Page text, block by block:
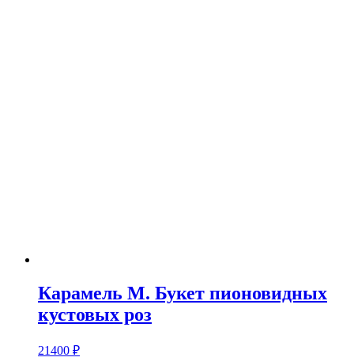
Карамель M. Букет пионовидных
кустовых роз
21400 ₽